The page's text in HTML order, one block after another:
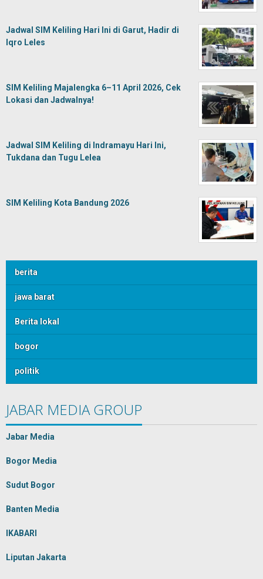
Jadwal SIM Keliling Hari Ini di Garut, Hadir di
Iqro Leles
SIM Keliling Majalengka 6–11 April 2026, Cek
Lokasi dan Jadwalnya!
Jadwal SIM Keliling di Indramayu Hari Ini,
Tukdana dan Tugu Lelea
SIM Keliling Kota Bandung 2026
berita
jawa barat
Berita lokal
bogor
politik
JABAR MEDIA GROUP
Jabar Media
Bogor Media
Sudut Bogor
Banten Media
IKABARI
Liputan Jakarta